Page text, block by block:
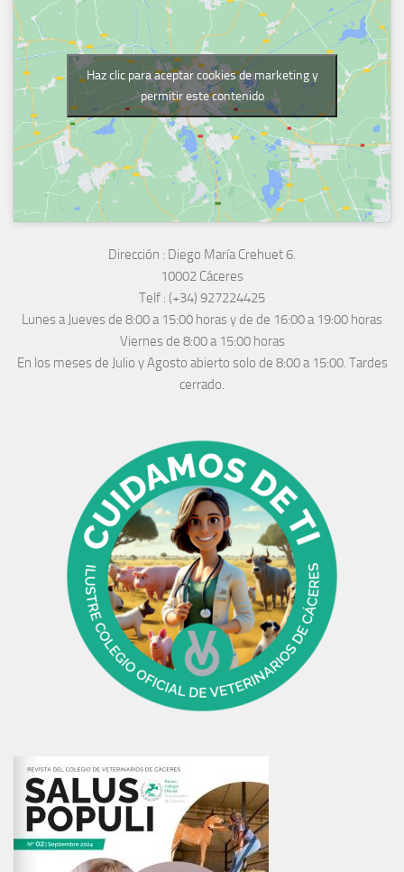
Haz clic para aceptar cookies de marketing y
permitir este contenido
Dirección : Diego María Crehuet 6.
10002 Cáceres
Telf : (+34) 927224425
Lunes a Jueves de 8:00 a 15:00 horas y de de 16:00 a 19:00 horas
Viernes de 8:00 a 15:00 horas
En los meses de Julio y Agosto abierto solo de 8:00 a 15:00. Tardes
cerrado.